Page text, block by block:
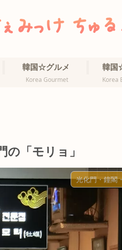
韓国☆グルメ
Korea Gourmet
韓国
Korea
「モリョ」
光化門・鐘閣